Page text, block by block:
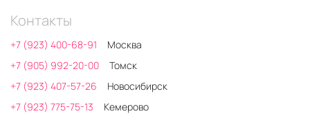
Контакты
+7 (923) 400-68-91
Москва
+7 (905) 992-20-00
Томск
+7 (923) 407-57-26
Новосибирск
+7 (923) 775-75-13
Кемерово